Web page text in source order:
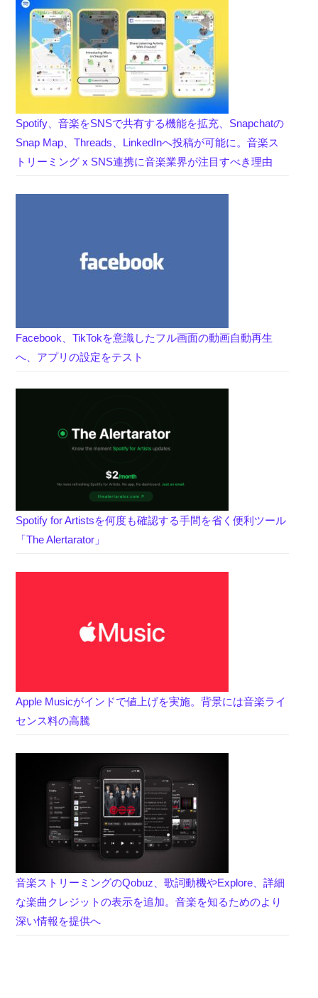
Spotify、音楽をSNSで共有する機能を拡充、Snapchatの
Snap Map、Threads、LinkedInへ投稿が可能に。音楽ス
トリーミング x SNS連携に音楽業界が注目すべき理由
Facebook、TikTokを意識したフル画面の動画自動再生
へ、アプリの設定をテスト
Spotify for Artistsを何度も確認する手間を省く便利ツール
「The Alertarator」
Apple Musicがインドで値上げを実施。背景には音楽ライ
センス料の高騰
音楽ストリーミングのQobuz、歌詞動機やExplore、詳細
な楽曲クレジットの表示を追加。音楽を知るためのより
深い情報を提供へ